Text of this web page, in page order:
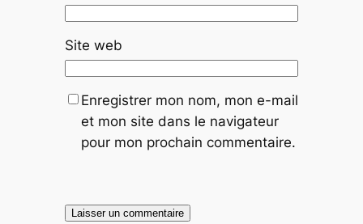
Site web
Enregistrer mon nom, mon e-mail
et mon site dans le navigateur
pour mon prochain commentaire.